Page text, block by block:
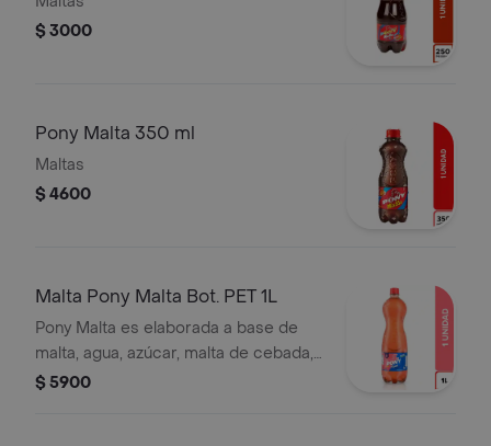
$ 3000
Pony Malta 350 ml
Maltas
$ 4600
Malta Pony Malta Bot. PET 1L
Pony Malta es elaborada a base de
malta, agua, azúcar, malta de cebada,
vitaminas, entre otros ingredientes.
$ 5900